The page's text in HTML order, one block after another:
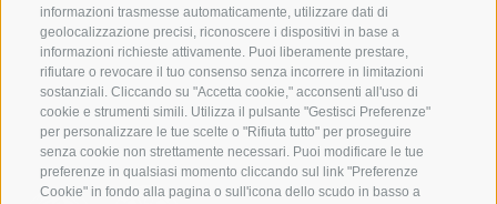
informazioni trasmesse automaticamente, utilizzare dati di
geolocalizzazione precisi, riconoscere i dispositivi in base a
informazioni richieste attivamente. Puoi liberamente prestare,
rifiutare o revocare il tuo consenso senza incorrere in limitazioni
sostanziali. Cliccando su "Accetta cookie," acconsenti all'uso di
cookie e strumenti simili. Utilizza il pulsante "Gestisci Preferenze"
per personalizzare le tue scelte o "Rifiuta tutto" per proseguire
senza cookie non strettamente necessari. Puoi modificare le tue
preferenze in qualsiasi momento cliccando sul link "Preferenze
Cookie" in fondo alla pagina o sull'icona dello scudo in basso a
Pagamento
Partner